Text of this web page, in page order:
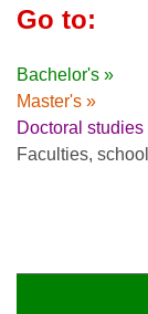
Go to:
Bachelor's »
Master's »
Doctoral studies
Faculties,